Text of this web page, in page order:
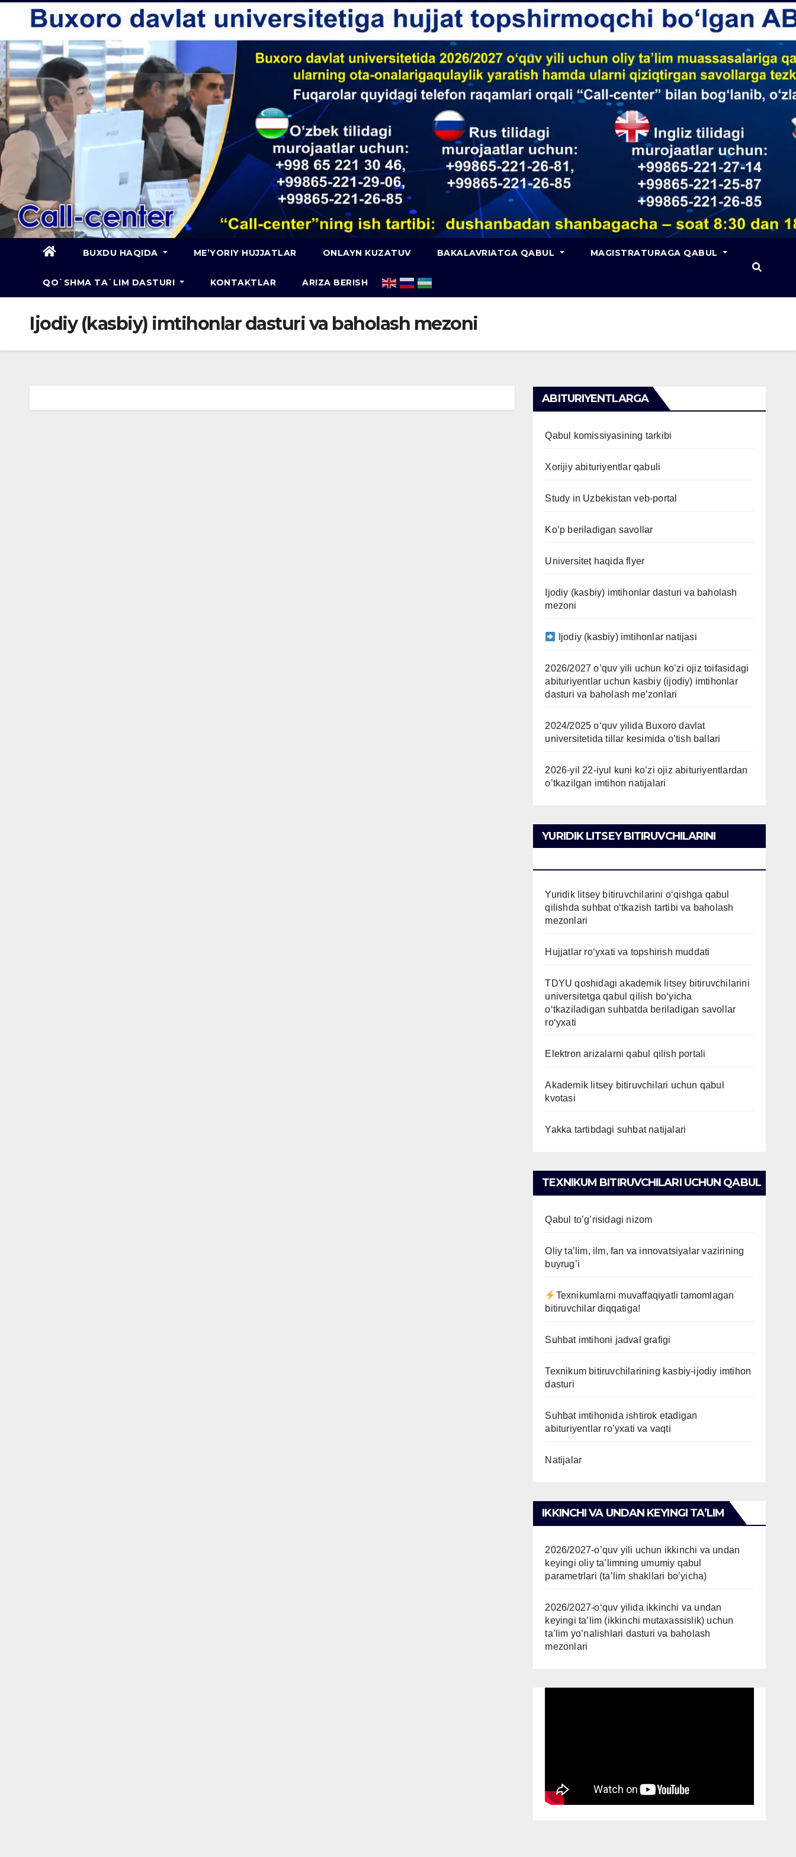
content
BUXDU HAQIDA ME’YORIY HUJJATLAR ONLAYN KUZATUV BAKALAVRIATGA QABUL MAGISTRATURAGA QABUL
QO`SHMA TA`LIM DASTURI KONTAKTLAR ARIZA BERISH
Ijodiy (kasbiy) imtihonlar dasturi va baholash mezoni
ABITURIYENTLARGA
Qabul komissiyasining tarkibi
Xorijiy abituriyentlar qabuli
Study in Uzbekistan veb-portal
Ko’p beriladigan savollar
Universitet haqida flyer
Ijodiy (kasbiy) imtihonlar dasturi va baholash
mezoni
Ijodiy (kasbiy) imtihonlar natijasi
2026/2027 o’quv yili uchun ko’zi ojiz toifasidagi
abituriyentlar uchun kasbiy (ijodiy) imtihonlar
dasturi va baholash me’zonlari
2024/2025 oʻquv yilida Buxoro davlat
universitetida tillar kesimida o’tish ballari
2026-yil 22-iyul kuni ko’zi ojiz abituriyentlardan
o’tkazilgan imtihon natijalari
YURIDIK LITSEY BITIRUVCHILARINI
Yuridik litsey bitiruvchilarini o‘qishga qabul
qilishda suhbat o‘tkazish tartibi va baholash
mezonlari
Hujjatlar ro‘yxati va topshirish muddati
TDYU qoshidagi akademik litsey bitiruvchilarini
universitetga qabul qilish bo‘yicha
o‘tkaziladigan suhbatda beriladigan savollar
ro‘yxati
Elektron arizalarni qabul qilish portali
Akademik litsey bitiruvchilari uchun qabul
kvotasi
Yakka tartibdagi suhbat natijalari
TEXNIKUM BITIRUVCHILARI UCHUN QABUL
Qabul to’g’risidagi nizom
Oliy ta’lim, ilm, fan va innovatsiyalar vazirining
buyrug’i
Texnikumlarni muvaffaqiyatli tamomlagan
bitiruvchilar diqqatiga!
Suhbat imtihoni jadval grafigi
Texnikum bitiruvchilarining kasbiy-ijodiy imtihon
dasturi
Suhbat imtihonida ishtirok etadigan
abituriyentlar ro’yxati va vaqti
Natijalar
IKKINCHI VA UNDAN KEYINGI TAʼLIM
2026/2027-o’quv yili uchun ikkinchi va undan
keyingi oliy ta’limning umumiy qabul
parametrlari (ta’lim shakllari bo’yicha)
2026/2027-oʻquv yilida ikkinchi va undan
keyingi taʼlim (ikkinchi mutaxassislik) uchun
ta’lim yo’nalishlari dasturi va baholash
mezonlari